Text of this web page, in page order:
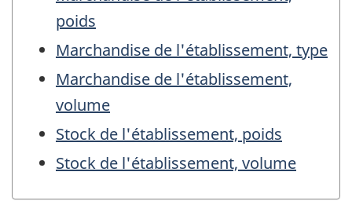
poids
Marchandise de l'établissement, type
Marchandise de l'établissement,
volume
Stock de l'établissement, poids
Stock de l'établissement, volume